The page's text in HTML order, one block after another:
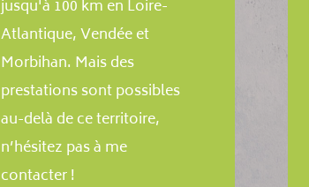
jusqu'à 100 km en Loire-
Atlantique, Vendée et
Morbihan. Mais des
prestations sont possibles
au-delà de ce territoire,
n’hésitez pas à me
contacter !